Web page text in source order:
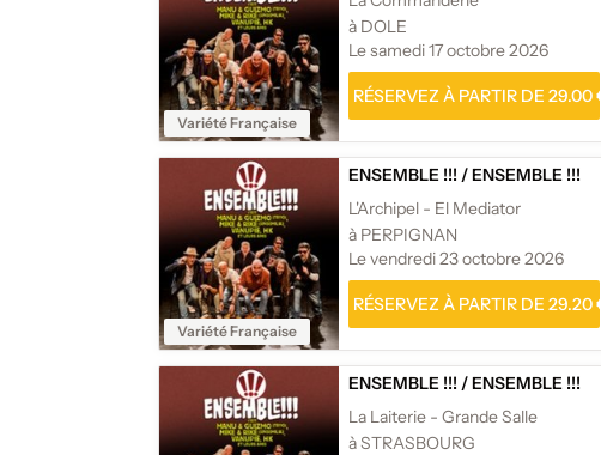
Variété Française
à DOLE
Le samedi 17 octobre 2026
RÉSERVEZ À PARTIR DE 29.00 €
Variété Française
ENSEMBLE !!! /ENSEMBLE !!!
L'Archipel - El Mediator
à PERPIGNAN
Le vendredi 23 octobre 2026
RÉSERVEZ À PARTIR DE 29.20 €
ENSEMBLE !!! /ENSEMBLE !!!
La Laiterie - Grande Salle
à STRASBOURG